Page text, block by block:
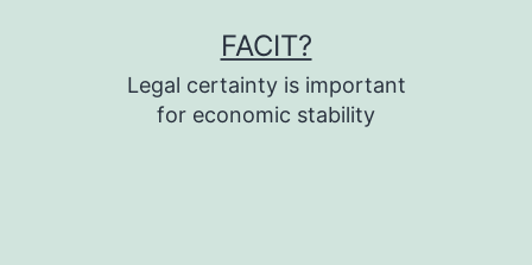
FACIT?
Legal certainty is important
for economic stability